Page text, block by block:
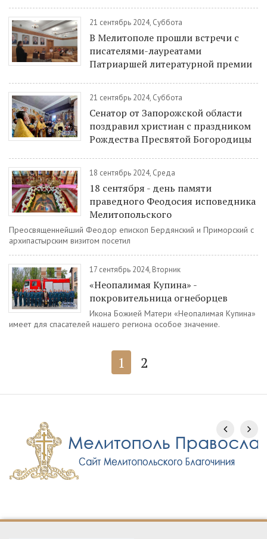
21 сентябрь 2024, Суббота
В Мелитополе прошли встречи с
писателями-лауреатами
Патриаршей литературной премии
21 сентябрь 2024, Суббота
Сенатор от Запорожской области
поздравил христиан с праздником
Рождества Пресвятой Богородицы
18 сентябрь 2024, Среда
18 сентября - день памяти
праведного Феодосия исповедника
Мелитопольского
Преосвященнейший Феодор епископ Бердянский и Приморский с
архипастырским визитом посетил
17 сентябрь 2024, Вторник
«Неопалимая Купина» -
покровительница огнеборцев
Икона Божией Матери «Неопалимая Купина»
имеет для спасателей нашего региона особое значение.
1 2